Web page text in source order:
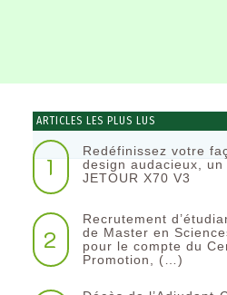
ARTICLES LES PLUS LUS
1
Redéfinissez votre
design audacieux,
JETOUR X70 V3
2
Recrutement
de Master en
pour le compte du
Promotion, (…)